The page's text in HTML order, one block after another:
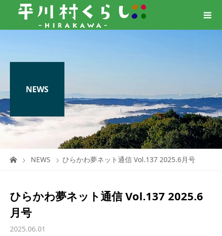
NEWS
NEWS ひらかわ夢ネット通信 Vol.137 2025.6月号
ひらかわ夢ネット通信 Vol.137 2025.6
月号
2025.06.01